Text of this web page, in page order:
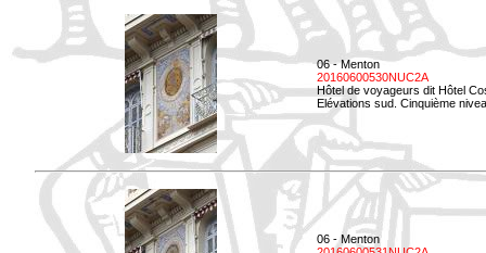
06 - Menton
20160600530NUC2A
Hôtel de voyageurs dit Hôtel
Elévations sud. Cinquième
06 - Menton